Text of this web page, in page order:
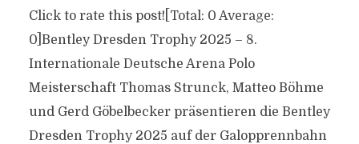
Click to rate this post![Total: 0 Average:
0]Bentley Dresden Trophy 2025 – 8.
Internationale Deutsche Arena Polo
Meisterschaft Thomas Strunck, Matteo Böhme
und Gerd Göbelbecker präsentieren die Bentley
Dresden Trophy 2025 auf der Galopprennbahn